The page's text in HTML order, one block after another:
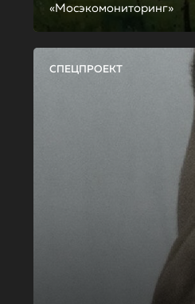
«Мосэкомониторинг»
СПЕЦПРОЕКТ